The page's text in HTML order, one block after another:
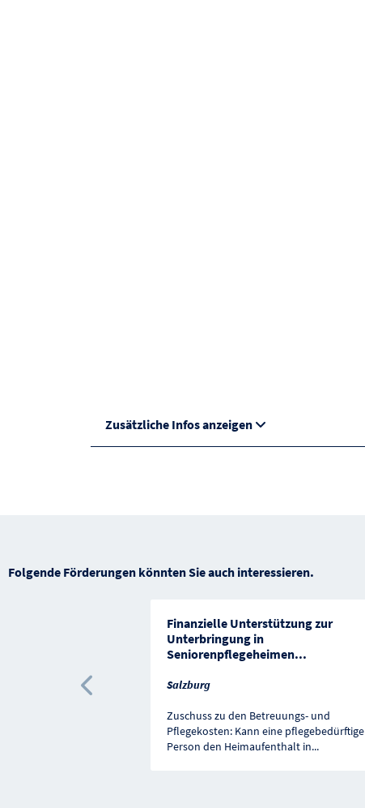
Zusätzliche Infos anzeigen
Folgende Förderungen könnten Sie auch interessieren.
Finanzielle Unterstützung zur
Unterbringung in
Seniorenpflegeheimen...
Salzburg
Zuschuss zu den Betreuungs- und
Pflegekosten: Kann eine pflegebedürftige
Person den Heimaufenthalt in...
Vorherige Förderung